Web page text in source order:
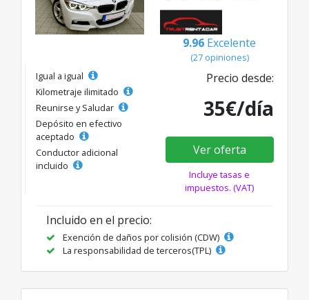
9.96 Excelente
(27 opiniones)
Igual a igual
Kilometraje ilimitado
Reunirse y Saludar
Depósito en efectivo
aceptado
Conductor adicional
incluido
Precio desde:
35€/día
Ver oferta
Incluye tasas e
impuestos. (VAT)
Incluido en el precio:
Exención de daños por colisión (CDW)
La responsabilidad de terceros(TPL)